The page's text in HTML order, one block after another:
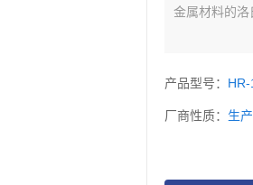
金属材料的
产品型号：
厂商性质： 生